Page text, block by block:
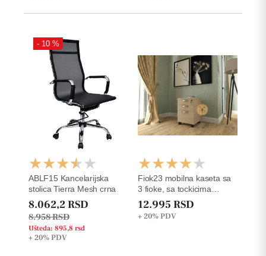
ABLF15 Kancelarijska
stolica Tierra Mesh crna
- 10 %
8.062,2 RSD
8.958 RSD
Ušteda: 895,8 rsd
+ 20%PDV
Fiok23 mobilna kaseta sa
3 fioke, sa tockicima
š42xd50xv63cm
12.995 RSD
+ 20%PDV